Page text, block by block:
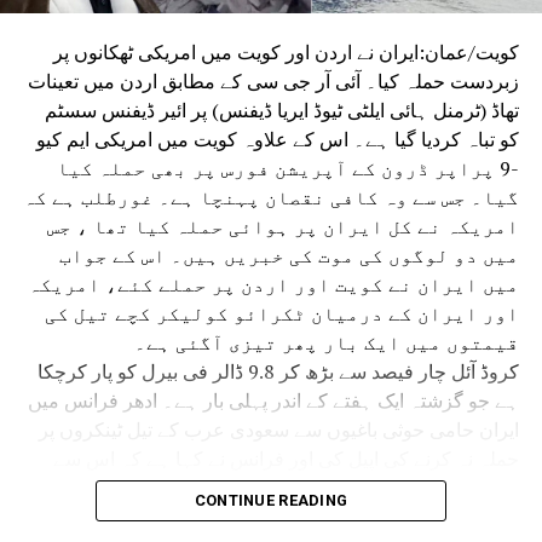
ادھر ایران کی خلیجی ملکوں پر حملے کے پیش نظر ہندوستانی
شہریوں کو ایک خوف لاحق ہوگئی ہے ۔دبئی میں ایرانی
اسپتال بند ہونے سے وہاں 130 سے زائد کام کرنے والے
ہندوستانی شہریوں کو ہرممکن مدد دی جارہی ہے۔
کویت/عمان:ایران نے اردن اور کویت میں امریکی ٹھکانوں پر
زبردست حملہ کیا۔ آئی آر جی سی کے مطابق اردن میں تعینات
تھاڈ (ٹرمنل ہائی ایلٹی ٹیوڈ ایریا ڈیفنس) پر ائیر ڈیفنس سسٹم
کو تباہ کردیا گیا ہے۔ اس کے علاوہ کویت میں امریکی ایم کیو
-9 پراپر ڈرون کے آپریشن فورس پر بھی حملہ کیا
گیا۔ جس سے وہ کافی نقصان پہنچا ہے۔ غورطلب ہے کہ
امریکہ نے کل ایران پر ہوائی حملہ کیا تھا ، جس
میں دو لوگوں کی موت کی خبریں ہیں۔ اس کے جواب
میں ایران نے کویت اور اردن پر حملے کئے، امریکہ
اور ایران کے درمیان ٹکرائو کولیکر کچے تیل کی
قیمتوں میں ایک بار پھر تیزی آگئی ہے۔
کروڈ آئل چار فیصد سے بڑھ کر 9.8 ڈالر فی بیرل کو پار کرچکا
ہے جو گزشتہ ایک ہفتے کے اندر پہلی بار ہے۔ ادھر فرانس میں
خطے میں کشیدگی بڑھے گی۔ بہرحال امریکہ نے مسلسل
12ویں رات ایران پر حملوں کا سلسلہ شروع کیا، جس سے
CONTINUE READING